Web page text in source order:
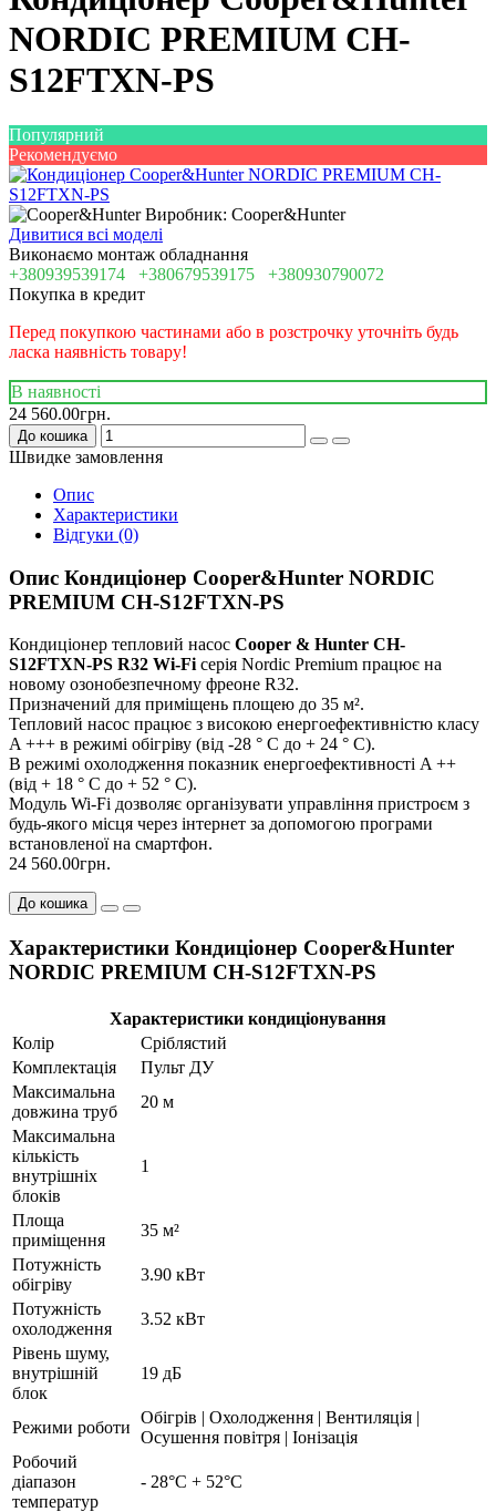
NORDIC PREMIUM CH-
S12FTXN-PS
Популярний
Рекомендуємо
Виробник: Cooper&Hunter
Дивитися всі моделі
Виконаємо монтаж обладнання
+380939539174 +380679539175 +380930790072
Покупка в кредит
Перед покупкою частинами або в розстрочку уточніть будь
ласка наявність товару!
В наявності
24 560.00грн.
До кошика
Швидке замовлення
Опис
Характеристики
Відгуки (0)
Опис Кондиціонер Cooper&Hunter NORDIC
PREMIUM CH-S12FTXN-PS
Кондиціонер тепловий насос Cooper & Hunter CH-
S12FTXN-PS R32 Wi-Fi серія Nordic Premium працює на
новому озонобезпечному фреоне R32.
Призначений для приміщень площею до 35 м².
Тепловий насос працює з високою енергоефективністю класу
A +++ в режимі обігріву (від -28 ° С до + 24 ° С).
В режимі охолодження показник енергоефективності A ++
(від + 18 ° С до + 52 ° С).
Модуль Wi-Fi дозволяє організувати управління пристроєм з
будь-якого місця через інтернет за допомогою програми
встановленої на смартфон.
24 560.00грн.
До кошика
Характеристики Кондиціонер Cooper&Hunter
NORDIC PREMIUM CH-S12FTXN-PS
Характеристики кондиціонування
Колір
Сріблястий
Комплектація
Пульт ДУ
Максимальна
довжина труб
20 м
Максимальна
кількість
внутрішніх
блоків
1
Площа
приміщення
35 м²
Потужність
обігріву
3.90 кВт
Потужність
охолодження
3.52 кВт
Рівень шуму,
внутрішній
блок
19 дБ
Режими роботи
Обігрів | Охолодження | Вентиляція |
Осушення повітря | Іонізація
Робочий
діапазон
температур
- 28°С + 52°С